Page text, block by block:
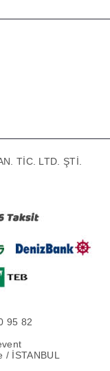
TİC. LTD. ŞTİ.
95 82
İSTANBUL